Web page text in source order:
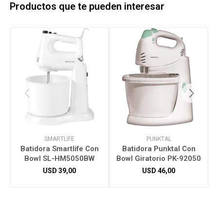
Productos que te pueden interesar
SMARTLIFE
Batidora Smartlife Con
Bowl SL-HM5050BW
USD 39,00
PUNKTAL
Batidora Punktal Con
Bowl Giratorio PK-92050
USD 46,00